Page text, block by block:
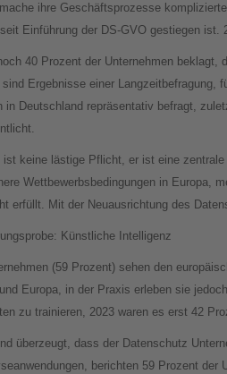
ihre Geschäftsprozesse
Einführung der DS-GVO gestiegen
40 Prozent der Unternehmen
Ergebnisse einer Langzeitbefragung,
in Deutschland repräsentativ befragt,
ist keine lästige Pflicht, er ist eine
Wettbewerbsbedingungen in Europa,
erfüllt. Mit der Neuausrichtung des
Künstliche Intelligenz
(59 Prozent) sehen den
Europa, in der Praxis erleben sie
zu trainieren, 2023 waren es erst 42
überzeugt, dass der Datenschutz
berichten 59 Prozent